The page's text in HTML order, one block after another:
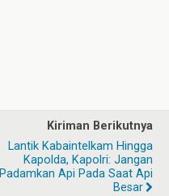
Kiriman Berikutnya
Lantik Kabaintelkam Hingga
Kapolda, Kapolri: Jangan
Padamkan Api Pada Saat Api
Besar